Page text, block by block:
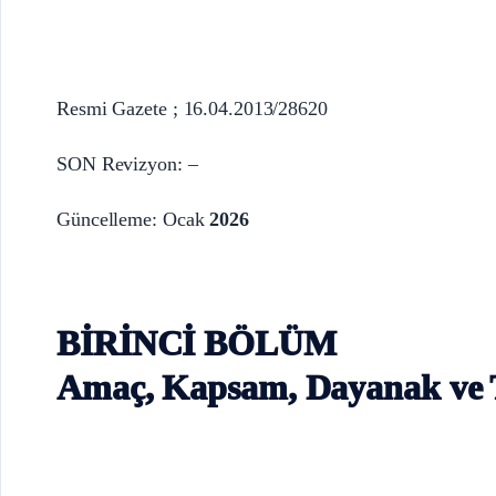
Resmi Gazete ; 16.04.2013/28620
SON Revizyon: –
Güncelleme: Ocak2026
BİRİNCİ BÖLÜM
Amaç, Kapsam, Dayanak ve